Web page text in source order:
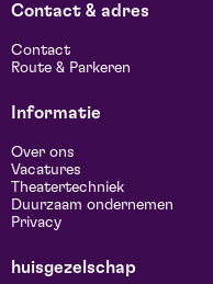
Contact & adres
Contact
Route & Parkeren
Informatie
Over ons
Vacatures
Theatertechniek
Duurzaam ondernemen
Privacy
huisgezelschap